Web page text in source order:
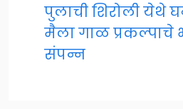
पुलाची शिरोली येथे
मैला गाळ
संपन्न